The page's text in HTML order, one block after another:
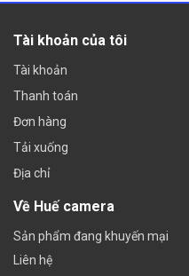
Tài khoản của tôi
Tài khoản
Thanh toán
Đơn hàng
Tải xuống
Địa chỉ
Về Huế camera
Sản phẩm đang khuyến mại
Liên hệ